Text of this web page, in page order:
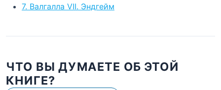
7. Валгалла VII. Эндгейм
ЧТО ВЫ ДУМАЕТЕ ОБ ЭТОЙ
КНИГЕ?